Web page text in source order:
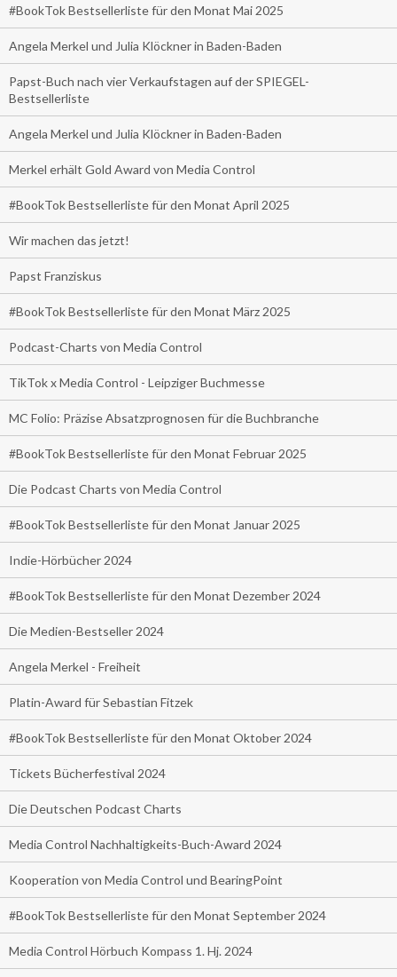
#BookTok Bestsellerliste für den Monat Mai 2025
Angela Merkel und Julia Klöckner in Baden-Baden
Papst-Buch nach vier Verkaufstagen auf der SPIEGEL-
Bestsellerliste
Angela Merkel und Julia Klöckner in Baden-Baden
Merkel erhält Gold Award von Media Control
#BookTok Bestsellerliste für den Monat April 2025
Wir machen das jetzt!
Papst Franziskus
#BookTok Bestsellerliste für den Monat März 2025
Podcast-Charts von Media Control
TikTok x Media Control - Leipziger Buchmesse
MC Folio: Präzise Absatzprognosen für die Buchbranche
#BookTok Bestsellerliste für den Monat Februar 2025
Die Podcast Charts von Media Control
#BookTok Bestsellerliste für den Monat Januar 2025
Indie-Hörbücher 2024
#BookTok Bestsellerliste für den Monat Dezember 2024
Die Medien-Bestseller 2024
Angela Merkel - Freiheit
Platin-Award für Sebastian Fitzek
#BookTok Bestsellerliste für den Monat Oktober 2024
Tickets Bücherfestival 2024
Die Deutschen Podcast Charts
Media Control Nachhaltigkeits-Buch-Award 2024
Kooperation von Media Control und BearingPoint
#BookTok Bestsellerliste für den Monat September 2024
Media Control Hörbuch Kompass 1. Hj. 2024